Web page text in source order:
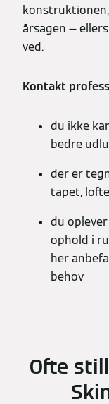
årsagen —
ved.
Kontakt
du ikke
bedre
der er
tapet,
du
ophold i
her
behov
Ofte